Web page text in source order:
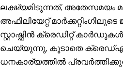
ലക്ഷ്യമിടുന്നത്, അതേസമയം
അഫിലിയേറ്റ്
സ്റ്റാഷ്ഫിൻ ക്രെഡിറ്റ്
ചെയ്യുന്നു, കൂടാതെ
ധനകാര്യത്തിൽ